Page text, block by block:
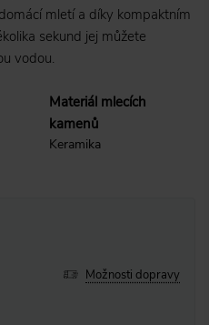
mletí a díky kompaktním
sekund jej můžete
vodou.
Materiál mlecích
kamenů
Keramika
Možnosti dopravy